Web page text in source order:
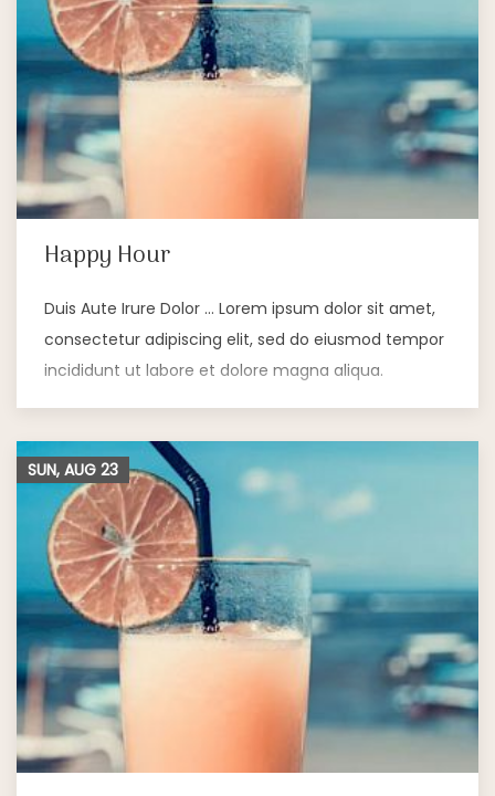
Happy Hour
Duis Aute Irure Dolor … Lorem ipsum dolor sit amet,
consectetur adipiscing elit, sed do eiusmod tempor
incididunt ut labore et dolore magna aliqua.
SUN, AUG 23